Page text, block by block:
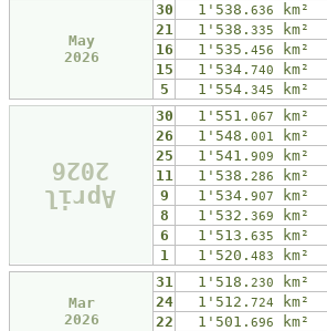
May
2026
30 1'538. 636 km²
21
1'538. 335 km²
16
1'535. 456 km²
15
1'534. 740 km²
5
1'554. 345 km²
April
2026
30 1'551. 067 km²
26
1'548. 001 km²
25
1'541. 909 km²
11
1'538. 286 km²
9
1'534. 907 km²
8
1'532. 369 km²
6
1'513. 635 km²
1
1'520. 483 km²
Mar
2026
31 1'518. 230 km²
24
1'512. 724 km²
22
1'501. 696 km²